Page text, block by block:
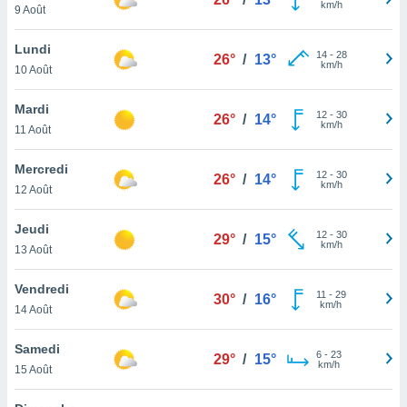
au
vous
de
ou
de
le
ainsi
un
la
du
9 Août
km/h
Lundi
10 Août
26° / 13° 14- 28
km/h
Mardi
11 Août
26° / 14° 12- 30
km/h
Mercredi
12 Août
26° / 14° 12- 30
km/h
Jeudi
13 Août
29° / 15° 12- 30
km/h
Vendredi
14 Août
30° / 16° 11 - 29
km/h
Samedi
15 Août
29° / 15° 6- 23
km/h